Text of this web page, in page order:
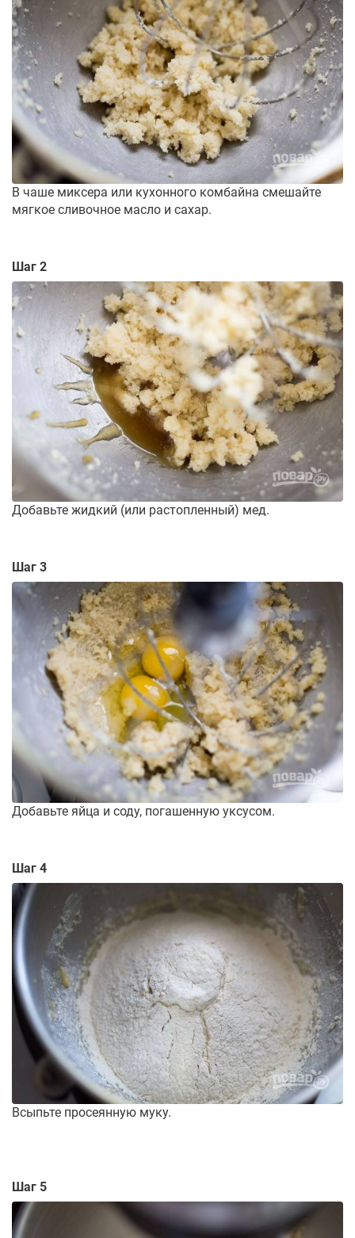
В чаше миксера или кухонного комбайна смешайте
мягкое сливочное масло и сахар.
Шаг 2
Добавьте жидкий (или растопленный) мед.
Шаг 3
Добавьте яйца и соду, погашенную уксусом.
Шаг 4
Всыпьте просеянную муку.
Шаг 5